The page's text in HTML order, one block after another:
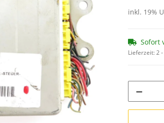
inkl. 19%
Sofort
Lieferzeit:2